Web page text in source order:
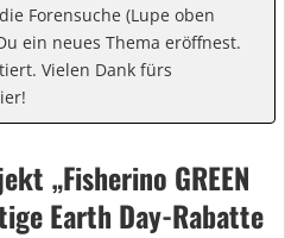
Forensuche (Lupe oben
ein neues Thema eröffnest.
Vielen Dank fürs
„Fisherino GREEN
Earth Day-Rabatte